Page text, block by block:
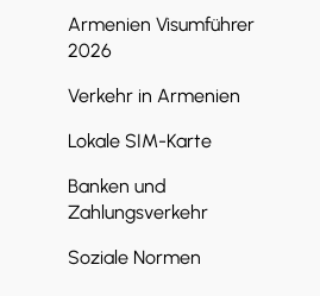
Armenien Visumführer
2026
Verkehr in Armenien
Lokale SIM-Karte
Banken und
Zahlungsverkehr
Soziale Normen